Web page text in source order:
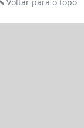
Voltar para o topo